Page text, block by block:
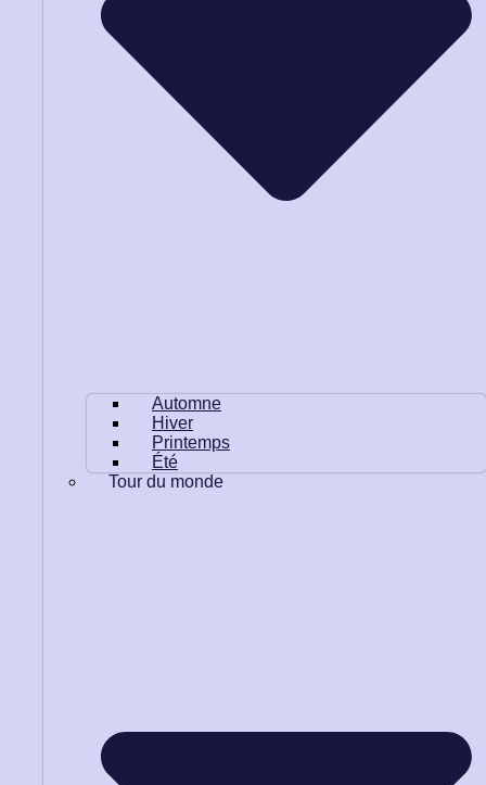
Automne
Hiver
Printemps
Été
Tour du monde